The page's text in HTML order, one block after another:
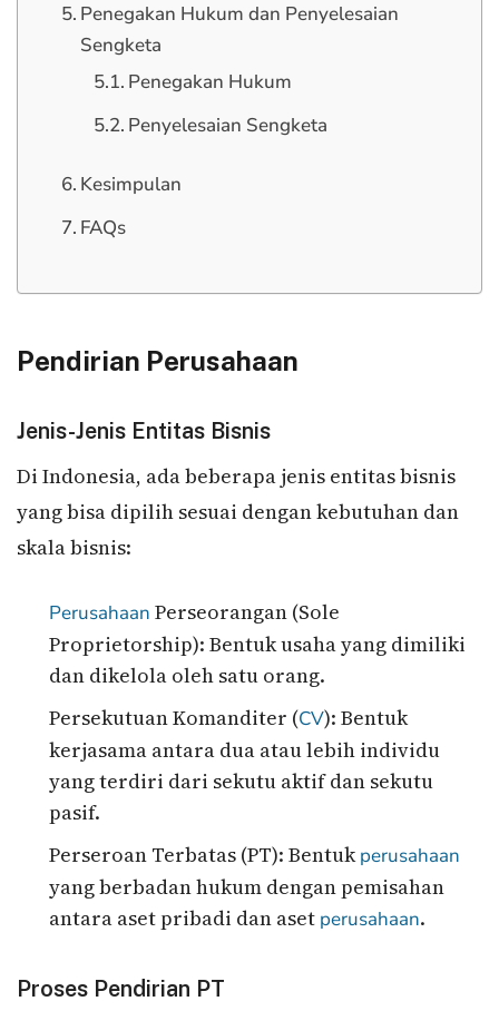
Penegakan Hukum dan Penyelesaian
Sengketa
Penegakan Hukum
Penyelesaian Sengketa
Kesimpulan
FAQs
Pendirian Perusahaan
Jenis-Jenis Entitas Bisnis
Di Indonesia, ada beberapa jenis entitas bisnis
yang bisa dipilih sesuai dengan kebutuhan dan
skala bisnis:
Perusahaan Perseorangan (Sole
Proprietorship): Bentuk usaha yang dimiliki
dan dikelola oleh satu orang.
Persekutuan Komanditer (CV): Bentuk
kerjasama antara dua atau lebih individu
yang terdiri dari sekutu aktif dan sekutu
pasif.
Perseroan Terbatas (PT): Bentukperusahaan
yang berbadan hukum dengan pemisahan
antara aset pribadi dan aset perusahaan.
Proses Pendirian PT